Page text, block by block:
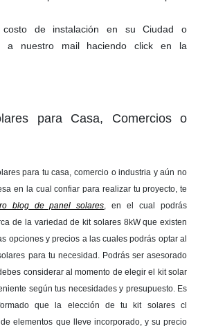
de instalación en su Ciudad o
a nuestro mail haciendo click en la
para Casa, Comercios o
para tu casa, comercio o industria y aún no
en la cual confiar para realizar tu proyecto, te
blog de panel solares, en el cual podrás
de la variedad de kit solares 8kW que existen
opciones y precios a las cuales podrás optar al
para tu necesidad. Podrás ser asesorado
considerar al momento de elegir el kit solar
según tus necesidades y presupuesto. Es
que la elección de tu kit solares cl
elementos que lleve incorporado, y su precio